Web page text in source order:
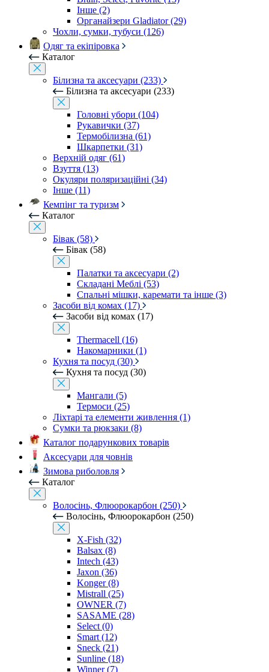
Інше (2)
Органайзери Gladiator (29)
Чохли, сумки, тубуси (126)
Одяг та екіпіровка
Каталог
Білизна та аксесуари (233)
Білизна та аксесуари (233)
Головні убори (104)
Рукавички (37)
Термобілизна (61)
Шкарпетки (31)
Верхній одяг (61)
Взуття (13)
Окуляри поляризаційні (34)
Інше (11)
Кемпінг та туризм
Каталог
Бівак (58)
Бівак (58)
Палатки та аксесуари (2)
Складані Меблі (53)
Спальні мішки, каремати та інше (3)
Засоби від комах (17)
Засоби від комах (17)
Thermacell (16)
Накомарники (1)
Кухня та посуд (30)
Кухня та посуд (30)
Мангали (5)
Термоси (25)
Ліхтарі та елементи живлення (1)
Сумки та рюкзаки (8)
Каталог подарункових товарів
Аксесуари для човнів
Зимова риболовля
Каталог
Волосінь, Флюорокарбон (250)
Волосінь, Флюорокарбон (250)
X-Fish (32)
Balsax (8)
Intech (43)
Jaxon (36)
Konger (8)
Mistrall (25)
OWNER (7)
SASAME (28)
Select (0)
Smart (12)
Sneck (21)
Sunline (18)
Winner (7)